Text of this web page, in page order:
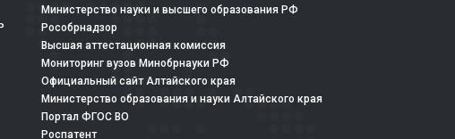
Министерство науки и высшего образования РФ
Рособрнадзор
Высшая аттестационная комиссия
Мониторинг вузов Минобрнауки РФ
Официальный сайт Алтайского края
Министерство образования и науки Алтайского края
Портал ФГОС ВО
Роспатент